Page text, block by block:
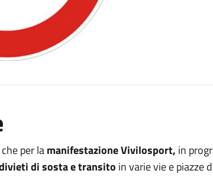
per lamanifestazione Vivilosport, in
di sosta e transito in varie vie e piazze